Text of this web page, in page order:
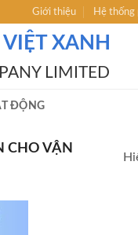
Giới thiệu Hệ thống
XANH
LIMITED
ĐỘNG
CHO VẬN